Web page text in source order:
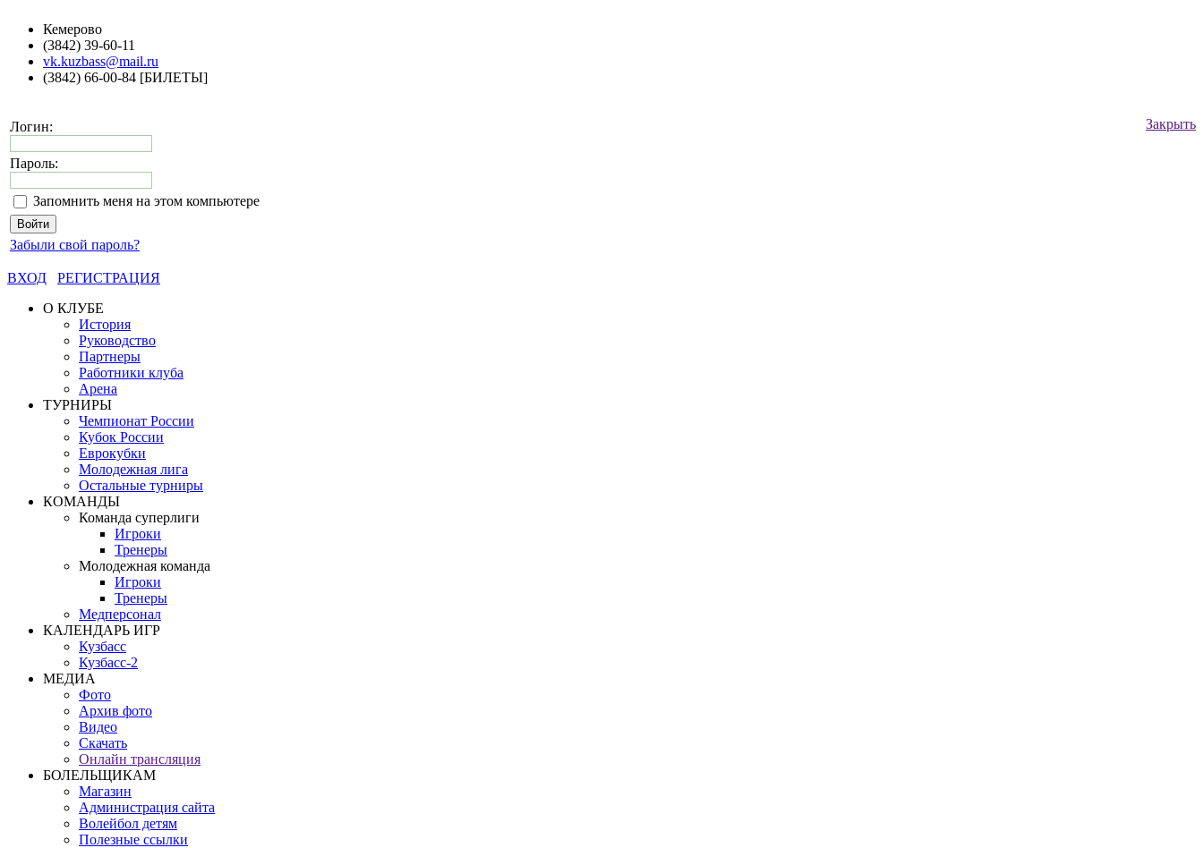
Кемерово
(3842) 39-60-11
vk.kuzbass@mail.ru
(3842) 66-00-84 [БИЛЕТЫ]
Закрыть
Логин:
Пароль:
Запомнить меня на этом компьютере
Забыли свой пароль?
ВХОД
РЕГИСТРАЦИЯ
О КЛУБЕ
История
Руководство
Партнеры
Работники клуба
Арена
ТУРНИРЫ
Чемпионат России
Кубок России
Еврокубки
Молодежная лига
Остальные турниры
КОМАНДЫ
Команда суперлиги
Игроки
Тренеры
Молодежная команда
Игроки
Тренеры
Медперсонал
КАЛЕНДАРЬ ИГР
Кузбасс
Кузбасс-2
МЕДИА
Фото
Архив фото
Видео
Скачать
Онлайн трансляция
БОЛЕЛЬЩИКАМ
Магазин
Администрация сайта
Волейбол детям
Полезные ссылки